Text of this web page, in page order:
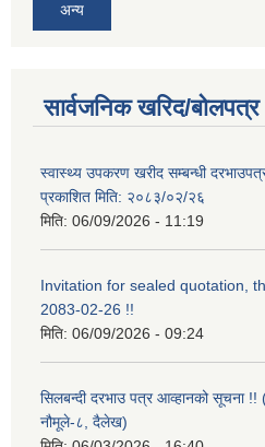
अन्य
सार्वजनिक खरिद/
स्वास्थ्य उपकरण खरीद सम्बन्धी
प्रकाशित मिति: २०८३/०२/२६
मिति: 06/09/2026 - 11:19
Invitation for sealed quotation,
2083-02-26 !!
मिति: 06/09/2026 - 09:24
सिलबन्दी दरभाउ पत्र आव्हानको सूचना !!
नौमूले-८, दैलेख)